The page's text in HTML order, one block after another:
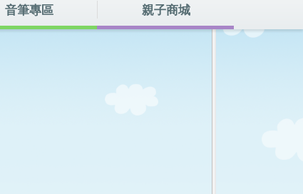
音筆專區 親子商城